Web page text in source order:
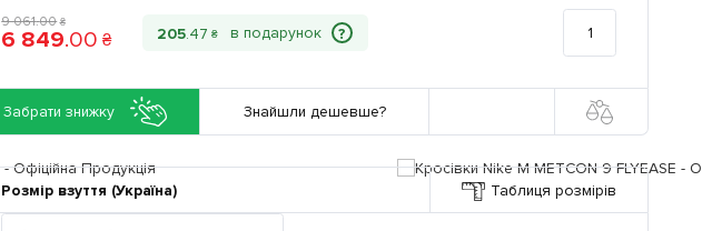
9 061.00 ₴
6 849.00 ₴ 205.47 ₴ ?
Забрати знижку Знайшли дешевше?
Розмір взуття (Україна) Таблиця розмірів